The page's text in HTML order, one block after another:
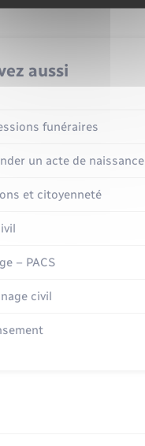
aussi
funéraires
un acte de naissance
et citoyenneté
– PACS
civil